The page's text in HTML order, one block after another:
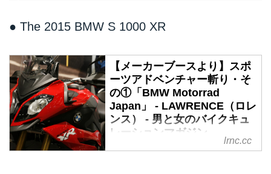
● The 2015 BMW S 1000 XR
【メーカーブースより】スポ
ーツアドベンチャー斬り・そ
の①「BMW Motorrad
Japan」 - LAWRENCE（ロレ
ンス） - 男と女のバイクキュ
レーションマガジン
ライダーにとって桜の便りととも
lrnc.cc